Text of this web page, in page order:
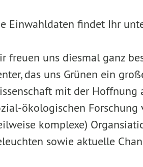
Einwahldaten findet Ihr
freuen uns diesmal ganz
das uns Grünen ein
mit der Hoffnung
ökologischen Forschung
komplexe)
sowie aktuelle